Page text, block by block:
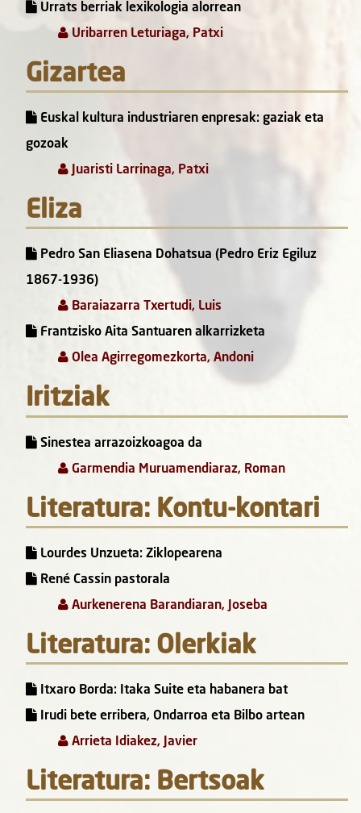
Urrats berriak lexikologia alorrean
Uribarren Leturiaga, Patxi
Gizartea
Euskal kultura industriaren enpresak: gaziak eta
gozoak
Juaristi Larrinaga, Patxi
Eliza
Pedro San Eliasena Dohatsua (Pedro Eriz Egiluz
1867-1936)
Baraiazarra Txertudi, Luis
Frantzisko Aita Santuaren alkarrizketa
Olea Agirregomezkorta, Andoni
Iritziak
Sinestea arrazoizkoagoa da
Garmendia Muruamendiaraz, Roman
Literatura: Kontu-kontari
Lourdes Unzueta: Ziklopearena
René Cassin pastorala
Aurkenerena Barandiaran, Joseba
Literatura: Olerkiak
Itxaro Borda: Itaka Suite eta habanera bat
Irudi bete erribera, Ondarroa eta Bilbo artean
Arrieta Idiakez, Javier
Literatura: Bertsoak